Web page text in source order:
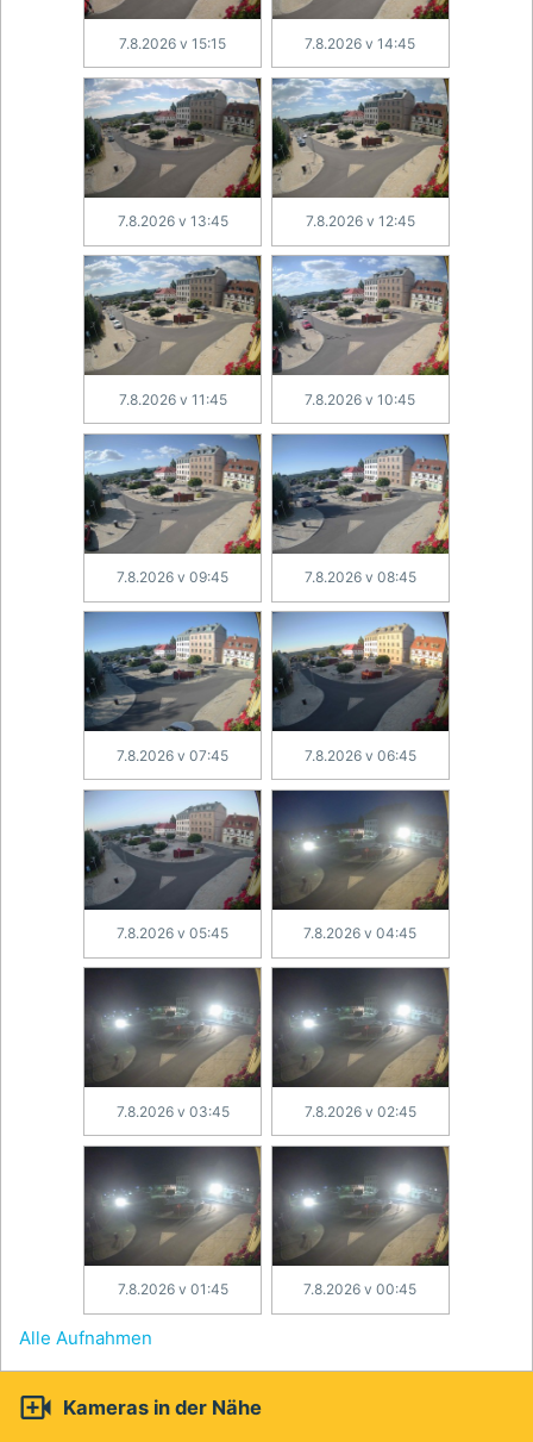
7.8.2026 v 15:15 7.8.2026 v 14:45
7.8.2026 v 13:45 7.8.2026 v 12:45
7.8.2026 v 11:45 7.8.2026 v 10:45
7.8.2026 v 09:45 7.8.2026 v 08:45
7.8.2026 v 07:45 7.8.2026 v 06:45
7.8.2026 v 05:45 7.8.2026 v 04:45
7.8.2026 v 03:45 7.8.2026 v 02:45
7.8.2026 v 01:45 7.8.2026 v 00:45
Alle Aufnahmen
 Kameras in der Nähe